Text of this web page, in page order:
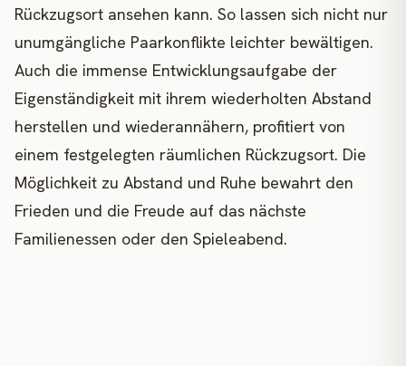
Rückzugsort ansehen kann. So lassen sich nicht nur
unumgängliche Paarkonflikte leichter bewältigen.
Auch die immense Entwicklungsaufgabe der
Eigenständigkeit mit ihrem wiederholten Abstand
herstellen und wiederannähern, profitiert von
einem festgelegten räumlichen Rückzugsort. Die
Möglichkeit zu Abstand und Ruhe bewahrt den
Frieden und die Freude auf das nächste
Familienessen oder den Spieleabend.